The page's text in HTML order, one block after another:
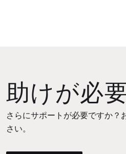
助けが必
さらにサポートが必要ですか？
さい。